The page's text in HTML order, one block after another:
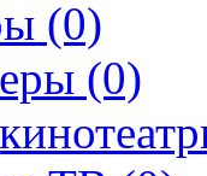
(0)
(0)